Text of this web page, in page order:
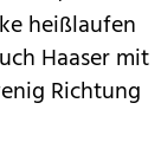
heißlaufen
Haaser mit
Richtung